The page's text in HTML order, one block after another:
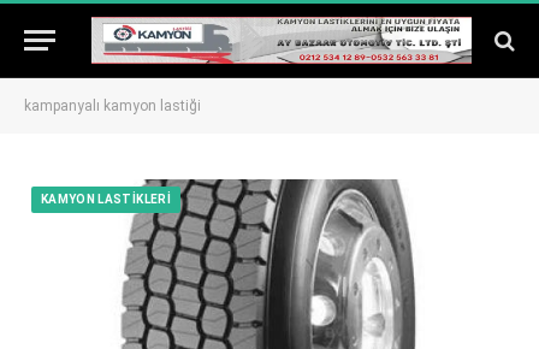
kampanyalı kamyon lastiği
KAMYON LASTIKLERI